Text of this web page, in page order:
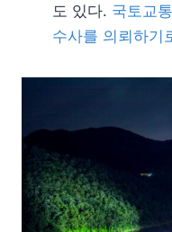
도 있다. 국토교
수사를 의뢰하기